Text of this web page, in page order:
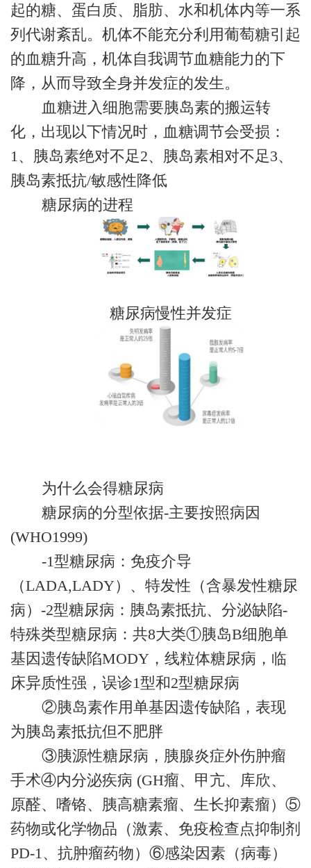
起的糖、蛋白质、脂肪、水和机体内等一系
列代谢紊乱。机体不能充分利用葡萄糖引起
的血糖升高，机体自我调节血糖能力的下
降，从而导致全身并发症的发生。
血糖进入细胞需要胰岛素的搬运转
化，出现以下情况时，血糖调节会受损：
1、胰岛素绝对不足2、胰岛素相对不足3、
胰岛素抵抗/敏感性降低
糖尿病的进程
糖尿病慢性并发症
为什么会得糖尿病
糖尿病的分型依据-主要按照病因
(WHO1999)
-1型糖尿病：免疫介导
（LADA,LADY）、特发性（含暴发性糖尿
病）-2型糖尿病：胰岛素抵抗、分泌缺陷-
特殊类型糖尿病：共8大类①胰岛B细胞单
基因遗传缺陷MODY，线粒体糖尿病，临
床异质性强，误诊1型和2型糖尿病
②胰岛素作用单基因遗传缺陷，表现
为胰岛素抵抗但不肥胖
③胰源性糖尿病，胰腺炎症外伤肿瘤
手术④内分泌疾病 (GH瘤、甲亢、库欣、
原醛、嗜铬、胰高糖素瘤、生长抑素瘤）⑤
药物或化学物品（激素、免疫检查点抑制剂
PD-1、抗肿瘤药物）⑥感染因素（病毒）